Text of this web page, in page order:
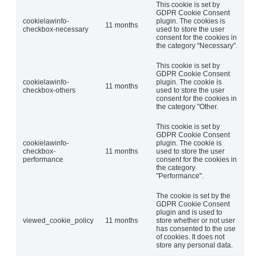
cookielawinfo-
checkbox-necessary
11 months
This cookie is set by
GDPR Cookie Consent
plugin. The cookies is
used to store the user
consent for the cookies in
the category "Necessary".
cookielawinfo-
checkbox-others
11 months
This cookie is set by
GDPR Cookie Consent
plugin. The cookie is
used to store the user
consent for the cookies in
the category "Other.
cookielawinfo-
checkbox-
performance
11 months
This cookie is set by
GDPR Cookie Consent
plugin. The cookie is
used to store the user
consent for the cookies in
the category
"Performance".
viewed_cookie_policy 11 months
The cookie is set by the
GDPR Cookie Consent
plugin and is used to
store whether or not user
has consented to the use
of cookies. It does not
store any personal data.